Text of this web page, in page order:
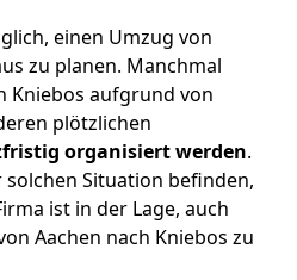
einen Umzug von
zu planen. Manchmal
Kniebos aufgrund von
plötzlichen
organisiert werden.
solchen Situation befinden,
ist in der Lage, auch
Aachen nach Kniebos zu